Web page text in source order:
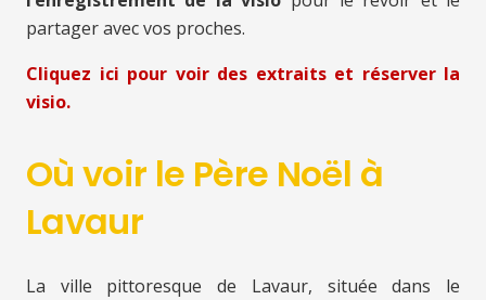
partager avec vos proches.
Cliquez ici pour voir des extraits et réserver la
visio.
Où voir le Père Noël à
Lavaur
La ville pittoresque de Lavaur, située dans le